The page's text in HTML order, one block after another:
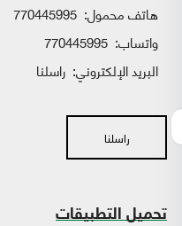
هاتف محمول: 770445995
واتساب:
البريد الإلكتروني: راسلنا
راسلنا
تحميل التطبيقات